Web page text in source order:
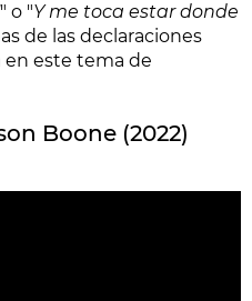
" o "Y me toca estar donde
de las declaraciones
en este tema de
Boone (2022)